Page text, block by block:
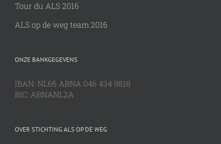
Tour du ALS 2016
ALS op de weg team 2016
ONZE BANKGEGEVENS
IBAN: NL66 ABNA 046 434 9818
BIC: ABNANL2A
OVER STICHTING ALS OP DE WEG